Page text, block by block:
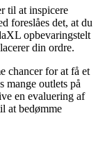
til at inspicere
foreslåes det, at du
opbevaringstelt
din ordre.
chancer for at få et
mange outlets på
en evaluering af
at bedømme